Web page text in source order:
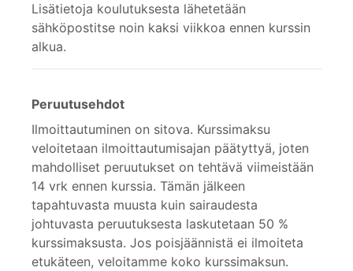
Lisätietoja koulutuksesta lähetetään
sähköpostitse noin kaksi viikkoa ennen kurssin
alkua.
Peruutusehdot
Ilmoittautuminen on sitova. Kurssimaksu
veloitetaan ilmoittautumisajan päätyttyä, joten
mahdolliset peruutukset on tehtävä viimeistään
14 vrk ennen kurssia. Tämän jälkeen
tapahtuvasta muusta kuin sairaudesta
johtuvasta peruutuksesta laskutetaan 50 %
kurssimaksusta. Jos poisjäännistä ei ilmoiteta
etukäteen, veloitamme koko kurssimaksun.